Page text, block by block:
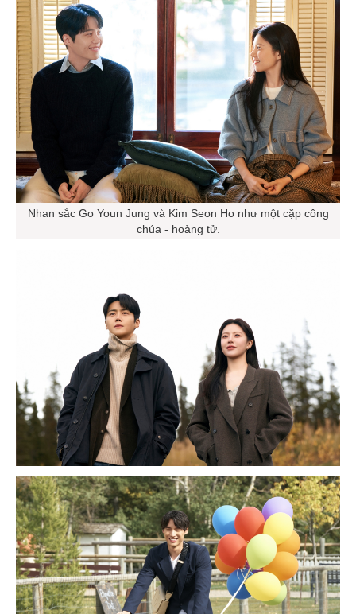
Nhan sắc Go Youn Jung và Kim Seon Ho như một cặp công
chúa - hoàng tử.